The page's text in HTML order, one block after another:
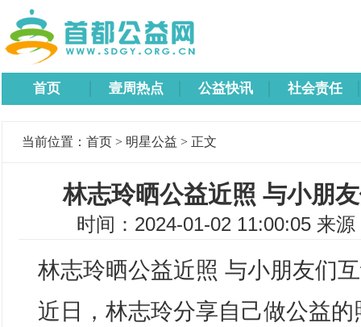
首页 壹周热点 公益快讯 社会责任
当前位置： 首页 > 明星公益 > 正文
林志玲晒公益近照 与小朋
时间：2024-01-02 11:00:05 来源
林志玲晒公益近照 与小朋友们
近日，林志玲分享自己做公益